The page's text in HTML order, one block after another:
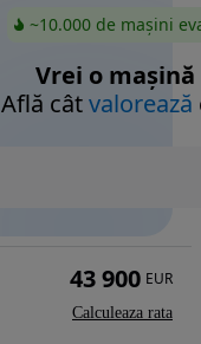
~10.000 de mașini
Vrei o mașină
Află câtvalorează
43 900 EUR
Calculeaza rata